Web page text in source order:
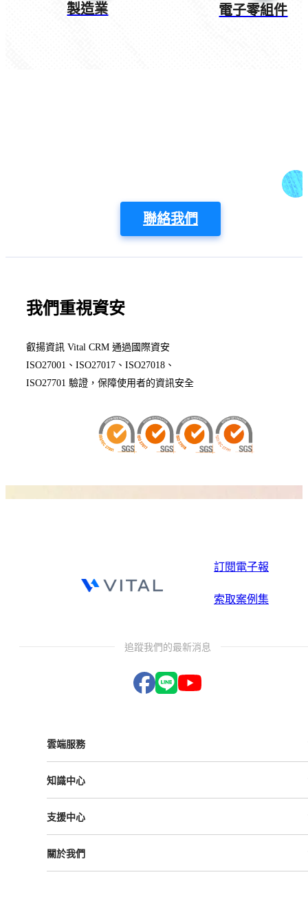
製造業 電子零組件
聯絡我們
我們重視資安
叡揚資訊 Vital CRM 通過國際資安
ISO27001、ISO27017、ISO27018、
ISO27701 驗證，保障使用者的資訊安全
訂閱電子報
索取案例集
追蹤我們的最新消息
雲端服務
Vital NetZero
Vital Finance
Vital OD
知識中心
成功案例
支援中心
解決方案
關於我們